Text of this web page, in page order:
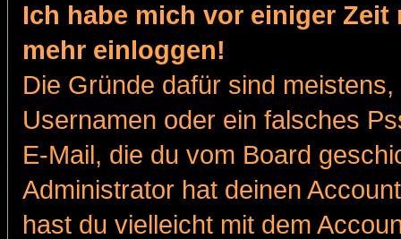
Ich habe mich vor einiger
mehr einloggen!
Die Gründe dafür sind
Usernamen oder ein falsches
E-Mail, die du vom Board
Administrator hat deinen
hast du vielleicht mit dem